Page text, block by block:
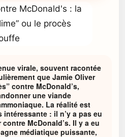
virale, souvent racontée
que Jamie Oliver
contre McDonald’s,
une viande
La réalité est
: il n’y a pas eu
McDonald’s. Il y a eu
médiatique puissante,